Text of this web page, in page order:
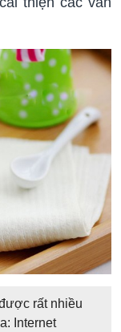
rất nhiều
Internet